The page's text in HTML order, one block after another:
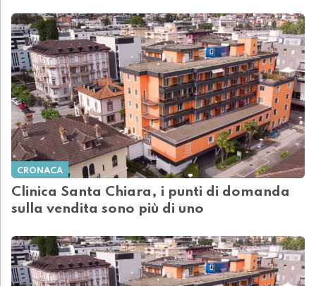
CRONACA
Clinica Santa Chiara, i punti di domanda
sulla vendita sono più di uno